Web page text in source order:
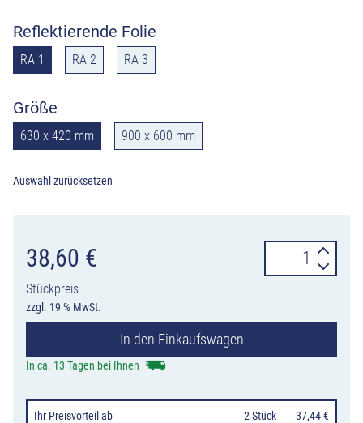
Reflektierende Folie
RA 1 RA 2 RA 3
Größe
630 x 420 mm 900 x 600 mm
Auswahl zurücksetzen
38,60 €
Stückpreis
zzgl. 19 % MwSt.
455.1-
Ankündigung
Umleitung,
In den Einkaufswagen
In ca. 13 Tagen bei Ihnen
Ihr Preisvorteil ab 2 Stück
37,44 €